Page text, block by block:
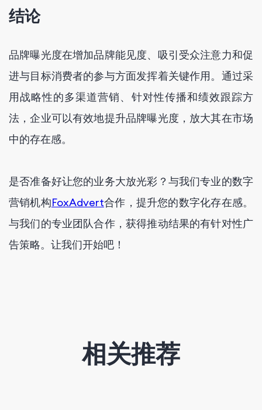
结论
品牌曝光度在增加品牌能见度、吸引受众注意力和促
进与目标消费者的参与方面发挥着关键作用。通过采
用战略性的多渠道营销、针对性传播和绩效跟踪方
法，企业可以有效地提升品牌曝光度，放大其在市场
中的存在感。
是否准备好让您的业务大放光彩？与我们专业的数字
营销机构FoxAdvert合作，提升您的数字化存在感。
与我们的专业团队合作，获得推动结果的有针对性广
告策略。让我们开始吧！
相关推荐